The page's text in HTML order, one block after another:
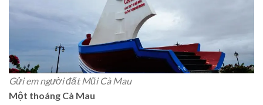
Gửi em người đất Mũi Cà Mau
Một thoáng Cà Mau